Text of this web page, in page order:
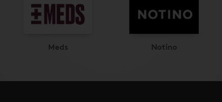
Meds Notino